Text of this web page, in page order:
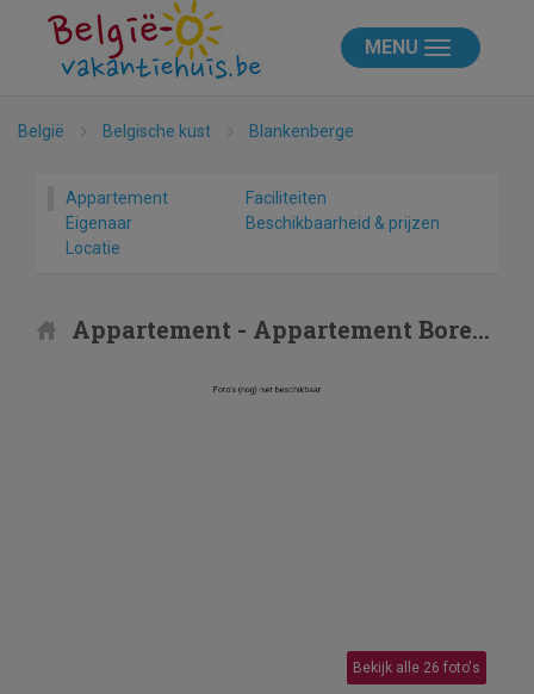
MENU
België Belgische kust Blankenberge
Appartement
Faciliteiten
Eigenaar
Beschikbaarheid & prijzen
Locatie
Appartement - Appartement Borealis
Bekijk alle 26 foto's